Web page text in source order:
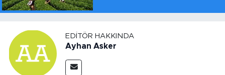
EDITÖR HAKKINDA
Ayhan Asker